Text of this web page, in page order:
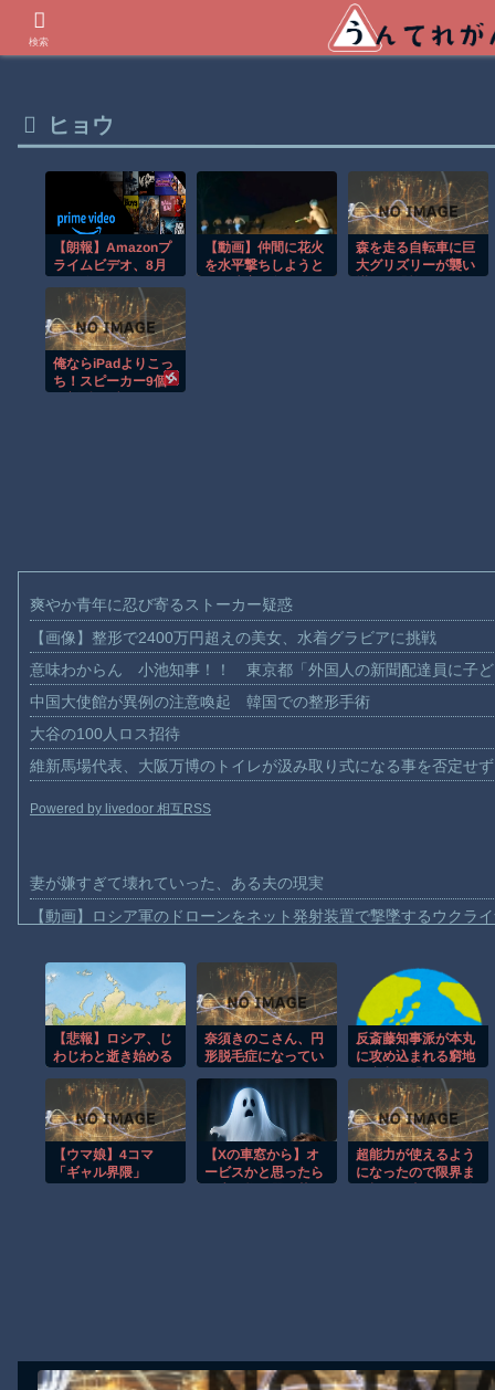
ヒョウ
【朗報】Amazonプ
ライムビデオ、8月
の凄さ！体感気温50
度越えへ
【動画】仲間に花火
を水平撃ちしようと
森を走る自転車に巨
大グリズリーが襲い
俺ならiPadよりこっ
ち！スピーカー9個
爽やか青年に忍び寄るストーカー疑惑
【画像】整形で2400万円超えの美女、水着グラビアに挑戦
意味わからん 小池知事！！ 東京都「外国人の新聞配達員に子ど
中国大使館が異例の注意喚起 韓国での整形手術
大谷の100人ロス招待
維新馬場代表、大阪万博のトイレが汲み取り式になる事を否定せ
Powered by livedoor 相互RSS
妻が嫌すぎて壊れていった、ある夫の現実
【動画】ロシア軍のドローンをネット発射装置で撃墜するウクラ
【動画】よく助けられたな。岐阜の川で外国人が溺れてしまう事
渡邊渚さん「私がPTSDと診断された当時、世間はまだPTSDと
【動画】自動ドアの仕組みを理解した富山のツバメが賢い。
【朗報】Amazon、汗が飛び散る灼熱の「マンガ毎週末セール（
【動画】高速道路を走行中の車からリアガラスが飛んでくる事故(ﾟ
子供向け漫画、謎の闇の大会に参加しがち問題
【朗報】大人気漫画「GANTZ」がAmazonでなんと全巻100円ｗ
【悲報】ロシア、じ
わじわと逝き始める
奈須きのこさん、円
形脱毛症になってい
反斎藤知事派が本丸
に攻め込まれる窮地
反撃のターンやね」
と手際の良さに感心
する人が続出中
【ウマ娘】4コマ
「ギャル界隈」
【Xの車窓から】オ
ービスかと思ったら
超能力が使えるよう
になったので限界ま
検索